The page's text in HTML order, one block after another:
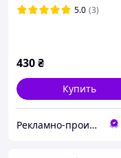
5.0 (3)
430₴
Купить
Рекламно-производственная компания "Илюзион"